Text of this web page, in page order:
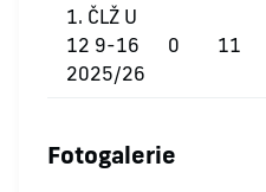
1. ČLŽ U
12 9-16
2025/26
0 11
Fotogalerie